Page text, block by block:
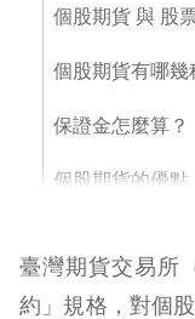
個股期貨 與 股
個股期貨有哪幾
保證金怎麼算？
個股期貨的優點
個股期貨除權
臺灣期貨交易所
約」規格，對個